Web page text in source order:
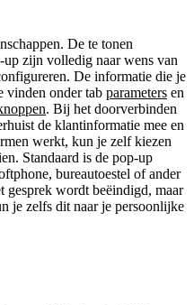
De te tonen
zijn volledig naar wens van
De informatie die je
vinden onder tab parameters en
. Bij het doorverbinden
de klantinformatie mee en
werkt, kun je zelf kiezen
Standaard is de pop-up
bureautoestel of ander
gesprek wordt beëindigd, maar
je zelfs dit naar je persoonlijke